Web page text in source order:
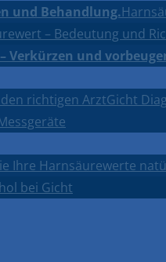
und Behandlung.
– Bedeutung und
– Verkürzen und
richtigen ArztGicht
Ihre Harnsäurewerte
bei Gicht